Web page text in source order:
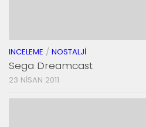
INCELEME / NOSTALJI
Sega Dreamcast
23 NISAN 2011